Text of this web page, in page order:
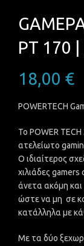
PT 170 |
18,00 €
POWERTECH
Το POWER TECH
ατελείωτο
Ο ιδιαίτερος
χιλιάδες
άνετα ακόμη
ώστε να μη σε
κατάλληλα με
Με τα δύο